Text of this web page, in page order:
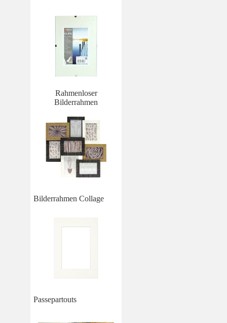
Rahmenloser
Bilderrahmen
Bilderrahmen Collage
Passepartouts